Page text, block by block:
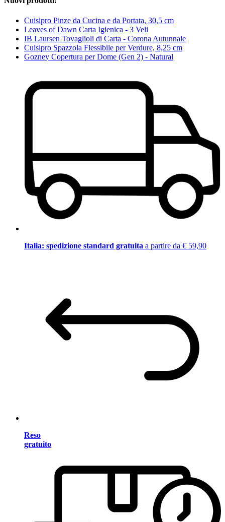
Cuisipro Pinze da Cucina e da Portata, 30,5 cm
Leaves of Dawn Carta Igienica - 3 Veli
IB Laursen Tovaglioli di Carta - Corona Autunnale
Cuisipro Spazzola Flessibile per Verdure, 8,25 cm
Gozney Copertura per Dome (Gen 2) - Natural
Italia: spedizione standard gratuita a partire da € 59,90
Reso
gratuito